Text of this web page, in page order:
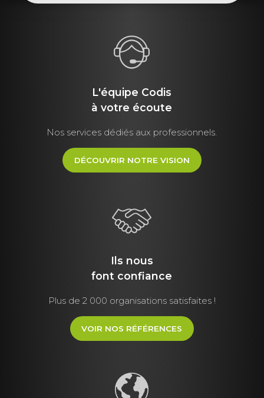
L'équipe Codis
à votre écoute
Nos services dédiés aux professionnels.
DÉCOUVRIR NOTRE VISION
Ils nous
font confiance
Plus de 2 000 organisations satisfaites !
VOIR NOS RÉFÉRENCES